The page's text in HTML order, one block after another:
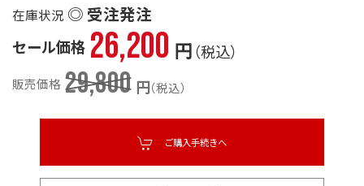
◎ 受注発注
セール価格 26,200 円（税込）
販売価格 29,800 円（税込）
ご購入手続きへ